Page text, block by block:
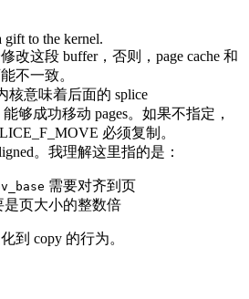
gift to the kernel.
改这段 buffer，否则，page cache 和
不一致。
核意味着后面的 splice
够成功移动 pages。如果不指定，
必须复制。
。我理解这里指的是：
需要对齐到页
是页大小的整数倍
到 copy 的行为。